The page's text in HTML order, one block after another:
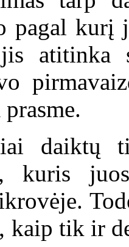
pagal kurį
atitinka
daiktų
kuris
kaip tik ir